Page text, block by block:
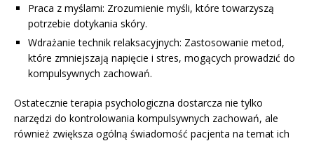
Praca z myślami: Zrozumienie myśli, które towarzyszą
potrzebie dotykania skóry.
Wdrażanie technik relaksacyjnych: Zastosowanie metod,
które zmniejszają napięcie i stres, mogących prowadzić do
kompulsywnych zachowań.
Ostatecznie terapia psychologiczna dostarcza nie tylko
narzędzi do kontrolowania kompulsywnych zachowań, ale
również zwiększa ogólną świadomość pacjenta na temat ich